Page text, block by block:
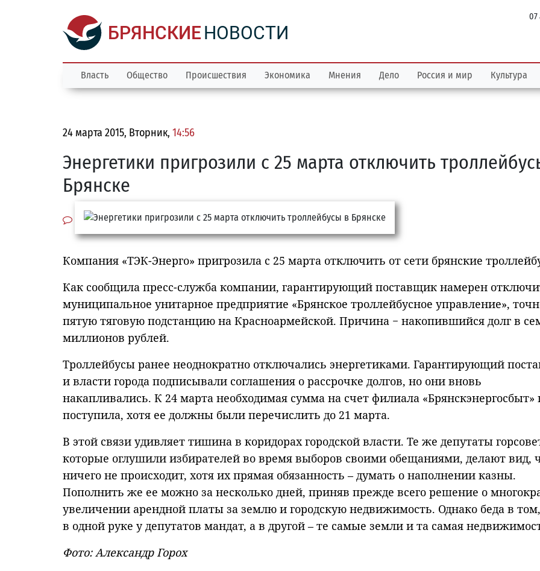
БРЯНСКИЕНОВОСТИ
07
Власть Общество Происшествия Экономика Мнения Дело Россия и мир Культура
24 марта 2015, Вторник, 14:56
Энергетики пригрозили с 25 марта отключить
Брянске
Компания «ТЭК-Энерго» пригрозила с 25 марта отключить от сети брянские
Как сообщила пресс-служба компании, гарантирующий поставщик намерен
муниципальное унитарное предприятие «Брянское троллейбусное управление»,
пятую тяговую подстанцию на Красноармейской. Причина − накопившийся долг в
миллионов рублей.
Троллейбусы ранее неоднократно отключались энергетиками. Гарантирующий
и власти города подписывали соглашения о рассрочке долгов, но они вновь
накапливались. К 24 марта необходимая сумма на счет филиала «Брянскэнергосбыт»
поступила, хотя ее должны были перечислить до 21 марта.
В этой связи удивляет тишина в коридорах городской власти. Те же депутаты
которые оглушили избирателей во время выборов своими обещаниями, делают вид,
ничего не происходит, хотя их прямая обязанность – думать о наполнении казны.
Пополнить же ее можно за несколько дней, приняв прежде всего решение о
увеличении арендной платы за землю и городскую недвижимость. Однако беда в
в одной руке у депутатов мандат, а в другой – те самые земли и та самая
Фото: Александр Горох